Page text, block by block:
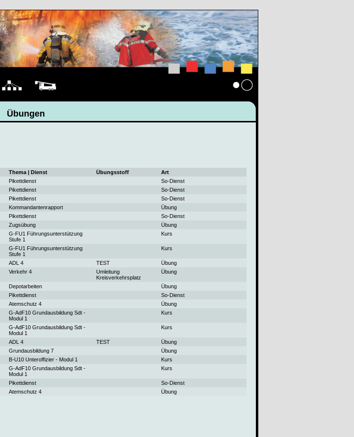
Übungen
Thema | Dienst Übungsstoff
Art
Pikettdienst
So-Dienst
Pikettdienst
So-Dienst
Pikettdienst
So-Dienst
Kommandantenrapport
Übung
Pikettdienst
So-Dienst
Zugsübung
Übung
G-FU1 Führungsunterstützung
Stufe 1
Kurs
G-FU1 Führungsunterstützung
Stufe 1
Kurs
ADL 4 TEST
Übung
Verkehr 4
Umleitung
Kreisverkehrsplatz
Übung
Depotarbeiten
Übung
Pikettdienst
So-Dienst
Atemschutz 4
Übung
G-AdF10 Grundausbildung Sdt -
Modul 1
Kurs
G-AdF10 Grundausbildung Sdt -
Modul 1
Kurs
ADL 4 TEST
Übung
Grundausbildung 7
Übung
B-U10 Unteroffizier - Modul 1
Kurs
G-AdF10 Grundausbildung Sdt -
Modul 1
Kurs
Pikettdienst
So-Dienst
Atemschutz 4 Übung